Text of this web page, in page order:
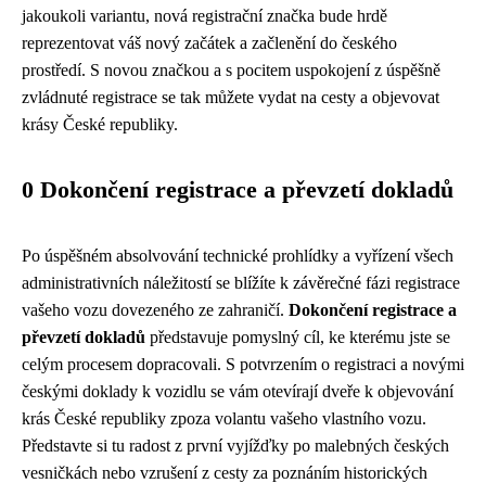
jakoukoli variantu, nová registrační značka bude hrdě
reprezentovat váš nový začátek a začlenění do českého
prostředí. S novou značkou a s pocitem uspokojení z úspěšně
zvládnuté registrace se tak můžete vydat na cesty a objevovat
krásy České republiky.
0 Dokončení registrace a převzetí dokladů
Po úspěšném absolvování technické prohlídky a vyřízení všech
administrativních náležitostí se blížíte k závěrečné fázi registrace
vašeho vozu dovezeného ze zahraničí. Dokončení registrace a
převzetí dokladů představuje pomyslný cíl, ke kterému jste se
celým procesem dopracovali. S potvrzením o registraci a novými
českými doklady k vozidlu se vám otevírají dveře k objevování
krás České republiky zpoza volantu vašeho vlastního vozu.
Představte si tu radost z první vyjížďky po malebných českých
vesničkách nebo vzrušení z cesty za poznáním historických